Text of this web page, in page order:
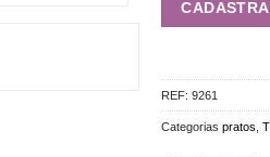
REF:9261
Categoriaspratos ,